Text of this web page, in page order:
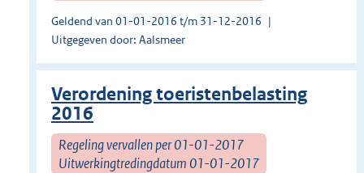
Geldend van 01-01-2016 t/m 31-12-2016
Uitgegeven door: Aalsmeer
Verordening toeristenbelasting
2016
Regeling vervallen per 01-01-2017
Uitwerkingtredingdatum 01-01-2017